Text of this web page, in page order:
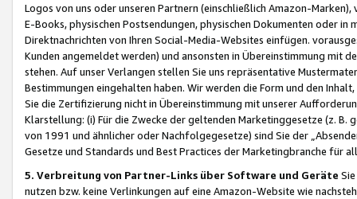
Logos von uns oder unseren Partnern (einschließlich Amazon-
E-Books, physischen Postsendungen, physischen Dokumenten oder in
Direktnachrichten von Ihren Social-Media-Websites einfügen.
Kunden angemeldet werden) und ansonsten in Übereinstimmung mit
stehen. Auf unser Verlangen stellen Sie uns repräsentative
Bestimmungen eingehalten haben. Wir werden die Form und den
Sie die Zertifizierung nicht in Übereinstimmung mit unserer
Klarstellung: (i) Für die Zwecke der geltenden Marketinggesetze (z. B.
von 1991 und ähnlicher oder Nachfolgegesetze) sind Sie der
Gesetze und Standards und Best Practices der Marketingbranche für
5. Verbreitung von Partner-Links über Software und Geräte
nutzen bzw. keine Verlinkungen auf eine Amazon-Website wie